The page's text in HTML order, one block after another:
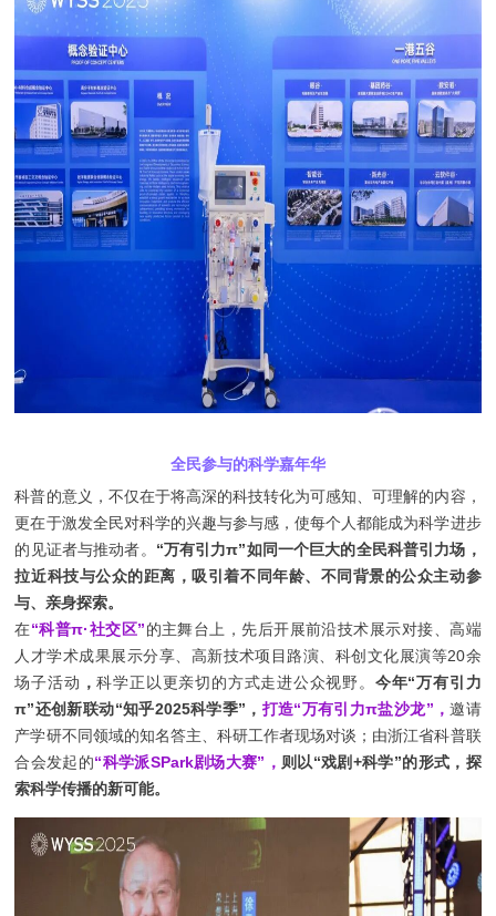
全民参与的科学嘉年华
科普的意义，不仅在于将高深的科技转化为可感知、可理解的内容，
更在于激发全民对科学的兴趣与参与感，使每个人都能成为科学进步
的见证者与推动者。 “万有引力π”如同一个巨大的全民科普引力场，
拉近科技与公众的距离，吸引着不同年龄、不同背景的公众主动参
与、亲身探索。
在“科普π·社交区”的主舞台上，先后开展前沿技术展示对接、高端
人才学术成果展示分享、高新技术项目路演、科创文化展演等20余
场子活动 ，科学正以更亲切的方式走进公众视野。 今年“万有引力
π”还创新联动“知乎2025科学季”， 打造“万有引力π盐沙龙”，邀请
产学研不同领域的知名答主、科研工作者现场对谈；由浙江省科普联
合会发起的“科学派SPark剧场大赛”， 则以“戏剧+科学”的形式，探
索科学传播的新可能。